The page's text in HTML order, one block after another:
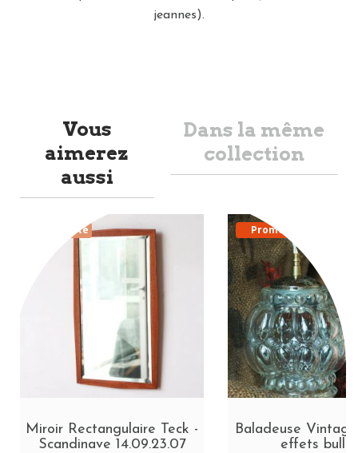
jeannes).
Vous
aimerez
aussi
Dans la même
collection
Nouveauté
Miroir Rectangulaire Teck -
Scandinave 14.09.23.07
Promo
Baladeuse
effets